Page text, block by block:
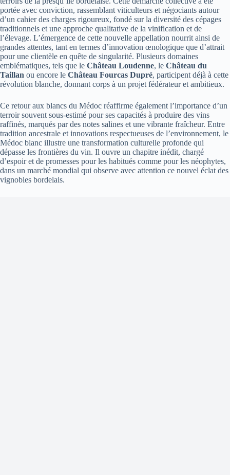
portée avec conviction, rassemblant viticulteurs et négociants autour
d’un cahier des charges rigoureux, fondé sur la diversité des cépages
traditionnels et une approche qualitative de la vinification et de
l’élevage. L’émergence de cette nouvelle appellation nourrit ainsi de
grandes attentes, tant en termes d’innovation œnologique que d’attrait
pour une clientèle en quête de singularité. Plusieurs domaines
emblématiques, tels que le Château Loudenne, le Château du
Taillan ou encore le Château Fourcas Dupré, participent déjà à cette
révolution blanche, donnant corps à un projet fédérateur et ambitieux.
Ce retour aux blancs du Médoc réaffirme également l’importance d’un
terroir souvent sous-estimé pour ses capacités à produire des vins
raffinés, marqués par des notes salines et une vibrante fraîcheur. Entre
tradition ancestrale et innovations respectueuses de l’environnement, le
Médoc blanc illustre une transformation culturelle profonde qui
dépasse les frontières du vin. Il ouvre un chapitre inédit, chargé
d’espoir et de promesses pour les habitués comme pour les néophytes,
dans un marché mondial qui observe avec attention ce nouvel éclat des
vignobles bordelais.